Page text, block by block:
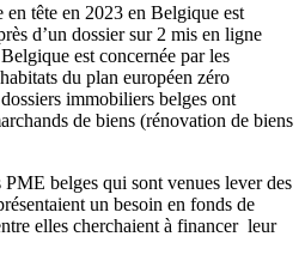
tête en 2023 en Belgique est
d’un dossier sur 2 mis en ligne
est concernée par les
du plan européen zéro
immobiliers belges ont
de biens (rénovation de biens
belges qui sont venues lever des
un besoin en fonds de
elles cherchaient à financer leur